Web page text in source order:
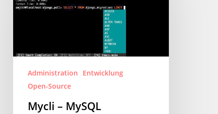
MySQL
Maschine
Administration
Entwicklung
Open-Source
Mycli – MySQL